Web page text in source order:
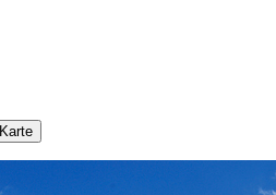
Karte